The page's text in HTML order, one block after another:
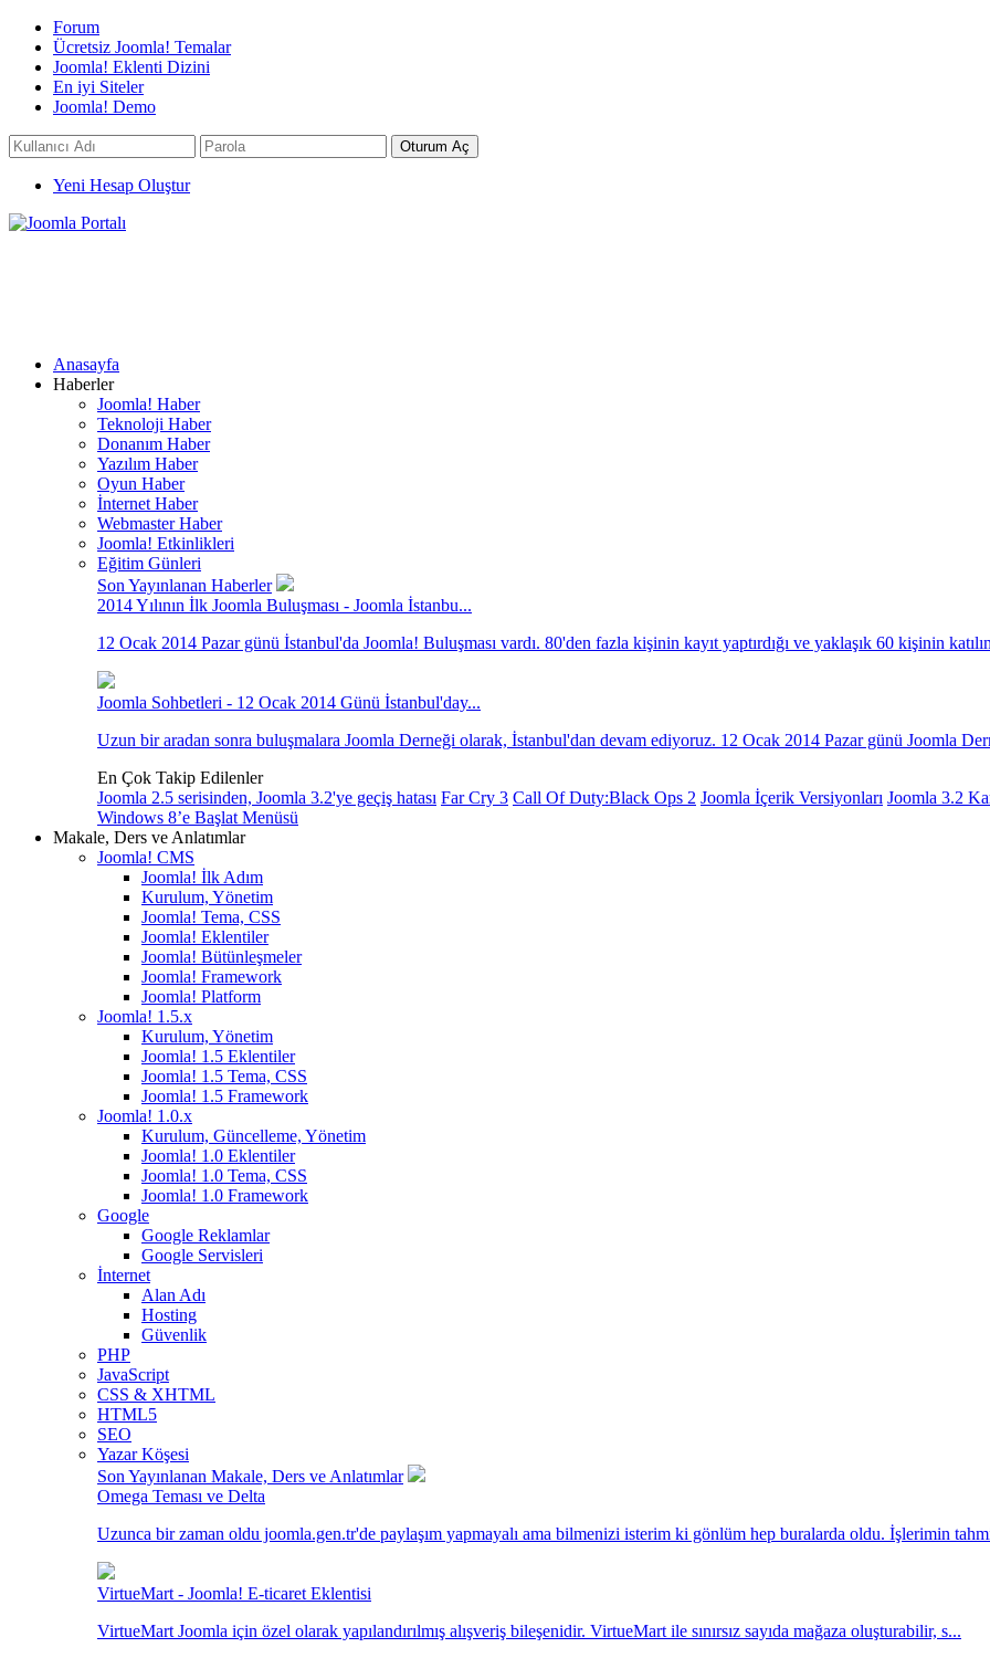
Forum
Ücretsiz Joomla! Temalar
Joomla! Eklenti Dizini
En iyi Siteler
Joomla! Demo
Yeni Hesap Oluştur
Anasayfa
Haberler
Joomla! Haber
Teknoloji Haber
Donanım Haber
Yazılım Haber
Oyun Haber
İnternet Haber
Webmaster Haber
Joomla! Etkinlikleri
Eğitim Günleri
Son Yayınlanan Haberler
2014 Yılının İlk Joomla Buluşması - Joomla İstanbu...
12 Ocak 2014 Pazar günü İstanbul'da Joomla! Buluşması vardı. 80'den fazla kişinin kayıt yaptırdığı ve yaklaşık 60 kişinin
Joomla Sohbetleri - 12 Ocak 2014 Günü İstanbul'day...
Uzun bir aradan sonra buluşmalara Joomla Derneği olarak, İstanbul'dan devam ediyoruz. 12 Ocak 2014 Pazar günü Joomla
En Çok Takip Edilenler
Joomla 2.5 serisinden, Joomla 3.2'ye geçiş hatası Far Cry 3 Call Of Duty:Black Ops 2 Joomla İçerik Versiyonları Joomla 3.2
Windows 8’e Başlat Menüsü
Makale, Ders ve Anlatımlar
Joomla! CMS
Joomla! İlk Adım
Kurulum, Yönetim
Joomla! Tema, CSS
Joomla! Eklentiler
Joomla! Bütünleşmeler
Joomla! Framework
Joomla! Platform
Joomla! 1.5.x
Kurulum, Yönetim
Joomla! 1.5 Eklentiler
Joomla! 1.5 Tema, CSS
Joomla! 1.5 Framework
Joomla! 1.0.x
Kurulum, Güncelleme, Yönetim
Joomla! 1.0 Eklentiler
Joomla! 1.0 Tema, CSS
Joomla! 1.0 Framework
Google
Google Reklamlar
Google Servisleri
İnternet
Alan Adı
Hosting
Güvenlik
PHP
JavaScript
CSS & XHTML
HTML5
SEO
Yazar Köşesi
Son Yayınlanan Makale, Ders ve Anlatımlar
Omega Teması ve Delta
Uzunca bir zaman oldu joomla.gen.tr'de paylaşım yapmayalı ama bilmenizi isterim ki gönlüm hep buralarda oldu. İşlerimin
VirtueMart - Joomla! E-ticaret Eklentisi
VirtueMart Joomla için özel olarak yapılandırılmış alışveriş bileşenidir. VirtueMart ile sınırsız sayıda mağaza oluşturabilir, s...